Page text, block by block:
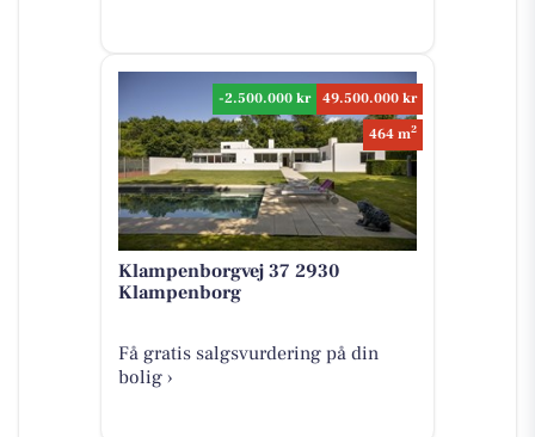
-2.500.000 kr
49.500.000 kr
464 m2
Klampenborgvej 37 2930
Klampenborg
Få gratis salgsvurdering på din
bolig ›